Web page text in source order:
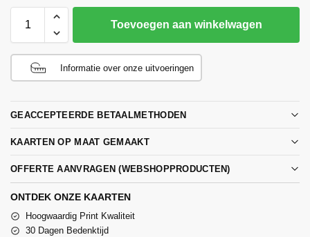
Toevoegen aan winkelwagen
Informatie over onze uitvoeringen
GEACCEPTEERDE BETAALMETHODEN
KAARTEN OP MAAT GEMAAKT
OFFERTE AANVRAGEN (WEBSHOPPRODUCTEN)
ONTDEK ONZE KAARTEN
Hoogwaardig Print Kwaliteit
30 Dagen Bedenktijd